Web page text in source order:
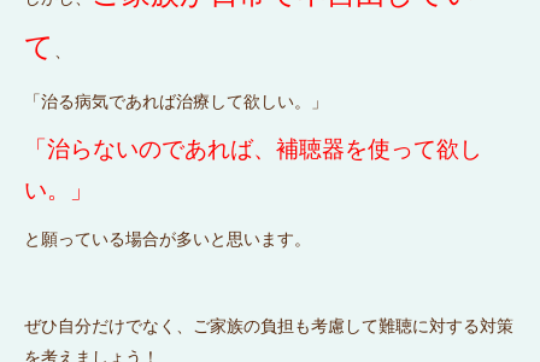
て
「治る病気であれば治療して欲しい。」
「治らないのであれば、補聴器を使って欲し
い。」
と願っている場合が多いと思います。
ぜひ自分だけでなく、ご家族の負担も考慮して難聴に対する対策
を考えましょう！